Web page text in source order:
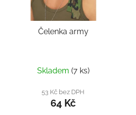
Čelenka army
Skladem (7 ks)
53 Kč bez DPH
64 Kč